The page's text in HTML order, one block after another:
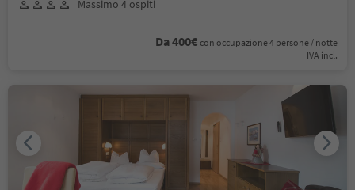
Massimo 4 ospiti
Da 400€ con occupazione 4 persone / notte
IVA incl.